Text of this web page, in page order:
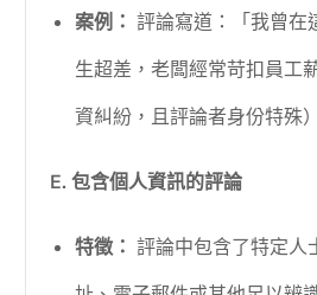
案例： 評論寫道：「我曾在
生超差，老闆經常苛扣員工
資糾紛，且評論者身份特殊
E. 包含個人資訊的評論
特徵： 評論中包含了特定人